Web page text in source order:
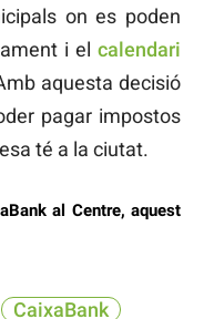
on es poden
i elcalendari
aquesta decisió
pagar impostos
té a la ciutat.
al Centre, aquest
CaixaBank